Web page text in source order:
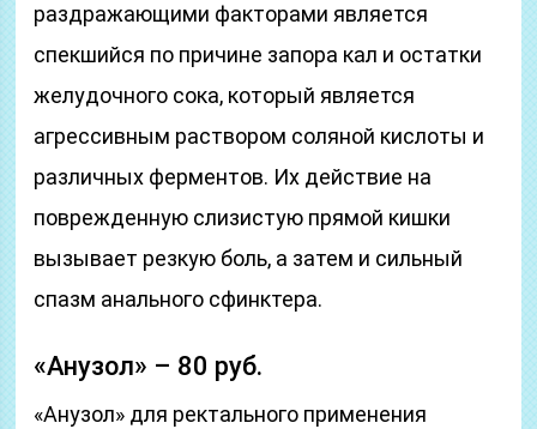
раздражающими факторами является
спекшийся по причине запора кал и остатки
желудочного сока, который является
агрессивным раствором соляной кислоты и
различных ферментов. Их действие на
поврежденную слизистую прямой кишки
вызывает резкую боль, а затем и сильный
спазм анального сфинктера.
«Анузол» – 80 руб.
«Анузол» для ректального применения